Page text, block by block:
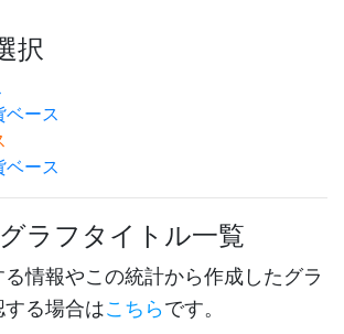
択
ベース
ベース
ラフタイトル一覧
情報やこの統計から作成したグラ
る場合はこちらです。